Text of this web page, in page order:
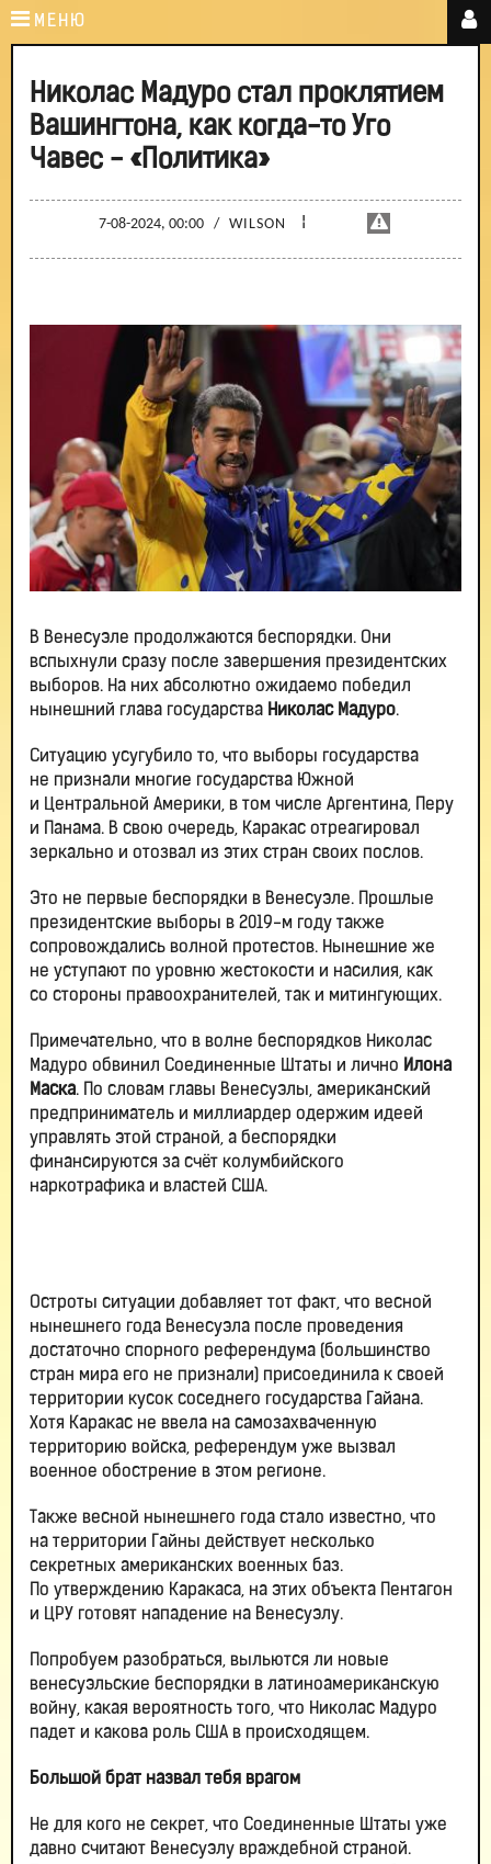
МЕНЮ
Николас Мадуро стал проклятием
Вашингтона, как когда-то Уго
Чавес - «Политика»
7-08-2024, 00:00 / WILSON ¦
В Венесуэле продолжаются беспорядки. Они
вспыхнули сразу после завершения президентских
выборов. На них абсолютно ожидаемо победил
нынешний глава государства Николас Мадуро.
Ситуацию усугубило то, что выборы государства
не признали многие государства Южной
и Центральной Америки, в том числе Аргентина, Перу
и Панама. В свою очередь, Каракас отреагировал
зеркально и отозвал из этих стран своих послов.
Это не первые беспорядки в Венесуэле. Прошлые
президентские выборы в 2019-м году также
сопровождались волной протестов. Нынешние же
не уступают по уровню жестокости и насилия, как
со стороны правоохранителей, так и митингующих.
Примечательно, что в волне беспорядков Николас
Мадуро обвинил Соединенные Штаты и лично Илона
Маска. По словам главы Венесуэлы, американский
предприниматель и миллиардер одержим идеей
управлять этой страной, а беспорядки
финансируются за счёт колумбийского
наркотрафика и властей США.
Остроты ситуации добавляет тот факт, что весной
нынешнего года Венесуэла после проведения
достаточно спорного референдума (большинство
стран мира его не признали) присоединила к своей
территории кусок соседнего государства Гайана.
Хотя Каракас не ввела на самозахваченную
территорию войска, референдум уже вызвал
военное обострение в этом регионе.
Также весной нынешнего года стало известно, что
на территории Гайны действует несколько
секретных американских военных баз.
По утверждению Каракаса, на этих объекта Пентагон
и ЦРУ готовят нападение на Венесуэлу.
Попробуем разобраться, выльются ли новые
венесуэльские беспорядки в латиноамериканскую
войну, какая вероятность того, что Николас Мадуро
падет и какова роль США в происходящем.
Большой брат назвал тебя врагом
Не для кого не секрет, что Соединенные Штаты уже
давно считают Венесуэлу враждебной страной.